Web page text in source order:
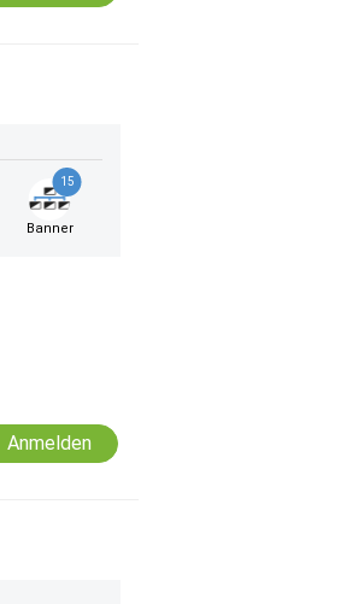
15
Banner
Anmelden